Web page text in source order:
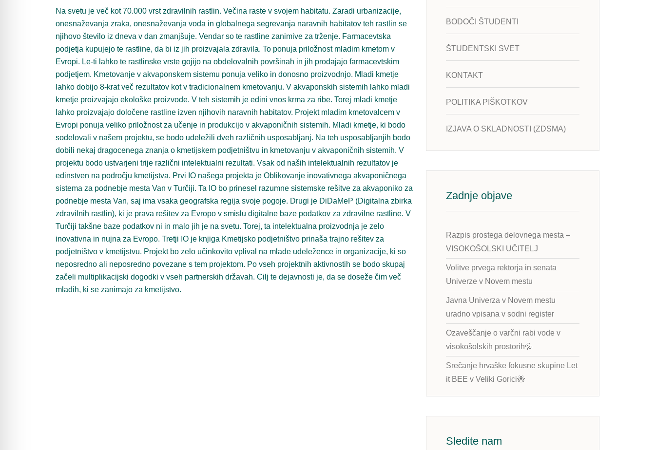
Na svetu je več kot 70.000 vrst zdravilnih rastlin. Večina raste v svojem habitatu. Zaradi urbanizacije,
onesnaževanja zraka, onesnaževanja voda in globalnega segrevanja naravnih habitatov teh rastlin se
njihovo število iz dneva v dan zmanjšuje. Vendar so te rastline zanimive za trženje. Farmacevtska
podjetja kupujejo te rastline, da bi iz jih proizvajala zdravila. To ponuja priložnost mladim kmetom v
Evropi. Le-ti lahko te rastlinske vrste gojijo na obdelovalnih površinah in jih prodajajo farmacevtskim
podjetjem. Kmetovanje v akvaponskem sistemu ponuja veliko in donosno proizvodnjo. Mladi kmetje
lahko dobijo 8-krat več rezultatov kot v tradicionalnem kmetovanju. V akvaponskih sistemih lahko mladi
kmetje proizvajajo ekološke proizvode. V teh sistemih je edini vnos krma za ribe. Torej mladi kmetje
lahko proizvajajo določene rastline izven njihovih naravnih habitatov. Projekt mladim kmetovalcem v
Evropi ponuja veliko priložnost za učenje in produkcijo v akvaponičnih sistemih. Mladi kmetje, ki bodo
sodelovali v našem projektu, se bodo udeležili dveh različnih usposabljanj. Na teh usposabljanjih bodo
dobili nekaj dragocenega znanja o kmetijskem podjetništvu in kmetovanju v akvaponičnih sistemih. V
projektu bodo ustvarjeni trije različni intelektualni rezultati. Vsak od naših intelektualnih rezultatov je
edinstven na področju kmetijstva. Prvi IO našega projekta je Oblikovanje inovativnega akvaponičnega
sistema za podnebje mesta Van v Turčiji. Ta IO bo prinesel razumne sistemske rešitve za akvaponiko za
podnebje mesta Van, saj ima vsaka geografska regija svoje pogoje. Drugi je DiDaMeP (Digitalna zbirka
zdravilnih rastlin), ki je prava rešitev za Evropo v smislu digitalne baze podatkov za zdravilne rastline. V
Turčiji takšne baze podatkov ni in malo jih je na svetu. Torej, ta intelektualna proizvodnja je zelo
inovativna in nujna za Evropo. Tretji IO je knjiga Kmetijsko podjetništvo prinaša trajno rešitev za
podjetništvo v kmetijstvu. Projekt bo zelo učinkovito vplival na mlade udeležence in organizacije, ki so
neposredno ali neposredno povezane s tem projektom. Po vseh projektnih aktivnostih se bodo skupaj
začeli multiplikacijski dogodki v vseh partnerskih državah. Cilj te dejavnosti je, da se doseže čim več
mladih, ki se zanimajo za kmetijstvo.
BODOČI ŠTUDENTI
ŠTUDENTSKI SVET
KONTAKT
POLITIKA PIŠKOTKOV
IZJAVA O SKLADNOSTI (ZDSMA)
Zadnje objave
Razpis prostega delovnega mesta –
VISOKOŠOLSKI UČITELJ
Volitve prvega rektorja in senata
Univerze v Novem mestu
Javna Univerza v Novem mestu
uradno vpisana v sodni register
Ozaveščanje o varčni rabi vode v
visokošolskih prostorih💦
Srečanje hrvaške fokusne skupine Let
it BEE v Veliki Gorici🐝
Sledite nam